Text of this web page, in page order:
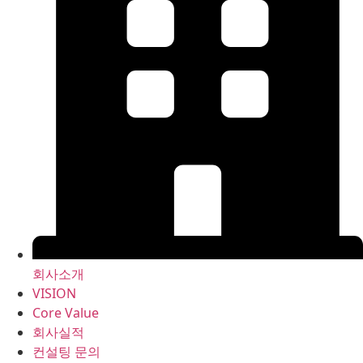
회사소개
VISION
Core Value
회사실적
컨설팅 문의